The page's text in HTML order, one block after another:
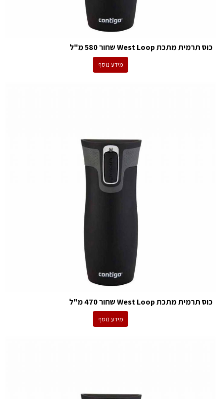
כוס תרמית מתכת West Loop שחור 580 מ"ל
מידע נוסף
כוס תרמית מתכת West Loop שחור 470 מ"ל
מידע נוסף